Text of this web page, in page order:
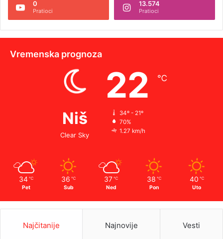
0
Pratioci
13.574
Pratioci
Vremenska prognoza
Niš
Clear Sky
22 ℃
34º - 21º
70%
1.27 km/h
34 ℃
Pet
36 ℃
Sub
37 ℃
Ned
38 ℃
Pon
40 ℃
Uto
Najčitanije Najnovije Vesti